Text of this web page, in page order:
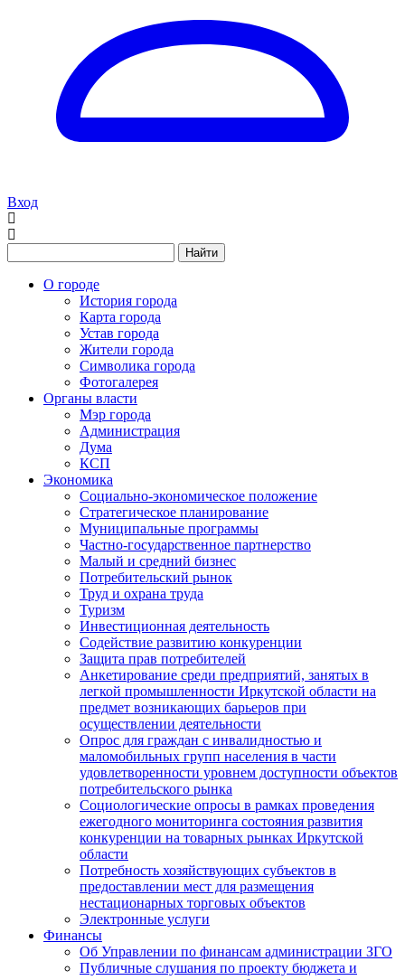
Вход
Найти
О городе
История города
Карта города
Устав города
Жители города
Символика города
Фотогалерея
Органы власти
Мэр города
Администрация
Дума
КСП
Экономика
Социально-экономическое положение
Стратегическое планирование
Муниципальные программы
Частно-государственное партнерство
Малый и средний бизнес
Потребительский рынок
Труд и охрана труда
Туризм
Инвестиционная деятельность
Содействие развитию конкуренции
Защита прав потребителей
Анкетирование среди предприятий, занятых в
легкой промышленности Иркутской области на
предмет возникающих барьеров при
осуществлении деятельности
Опрос для граждан с инвалидностью и
маломобильных групп населения в части
удовлетворенности уровнем доступности объектов
потребительского рынка
Социологические опросы в рамках проведения
ежегодного мониторинга состояния развития
конкуренции на товарных рынках Иркутской
области
Потребность хозяйствующих субъектов в
предоставлении мест для размещения
нестационарных торговых объектов
Электронные услуги
Финансы
Об Управлении по финансам администрации ЗГО
Публичные слушания по проекту бюджета и